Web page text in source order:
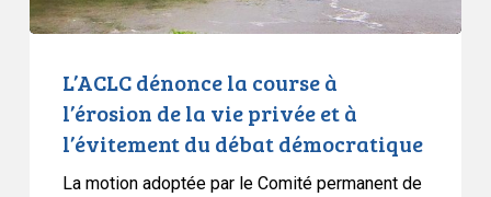
privée
et
l’évitement
débat
démocratique
L’ACLC dénonce la course à
l’érosion de la vie privée et à
l’évitement du débat démocratique
La motion adoptée par le Comité permanent de